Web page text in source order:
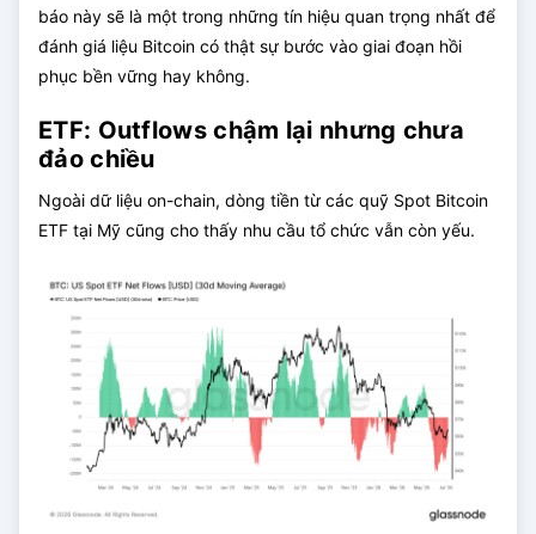
báo này sẽ là một trong những tín hiệu quan trọng nhất để
đánh giá liệu Bitcoin có thật sự bước vào giai đoạn hồi
phục bền vững hay không.
ETF: Outflows chậm lại nhưng chưa
đảo chiều
Ngoài dữ liệu on-chain, dòng tiền từ các quỹ Spot Bitcoin
ETF tại Mỹ cũng cho thấy nhu cầu tổ chức vẫn còn yếu.